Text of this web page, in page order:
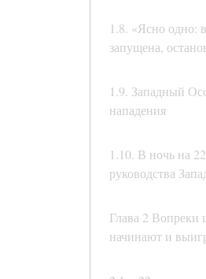
1.8. «Ясно одно:
запущена,
1.9. Западный
нападения
1.10. В ночь на
руководства
Глава 2
начинают и